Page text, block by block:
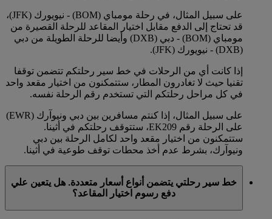
على سبيل المثال، في رحلة مومباي (BOM) - نيويورك (JFK)،
قد تحتاج إلى الدفع مقابل اختيار المقاعد للرحلة القصيرة من
مومباي (BOM) - دبي (DXB) وأيضا للرحلة الطويلة من دبي
(DXB) - نيويورك (JFK).
إذا كانت أي من الرحلات في خط سير رحلتكم تتضمن توقفا
تقنيا حيث لا تغادرون المطار، ستتمكنون من اختيار مقعد واحد
في كل مراحل رحلتكم التي تستخدم رقم الرحلة نفسه.
على سبيل المثال، إذا كنتم مسافرين بين دبي ونيوآرك (EWR)
على الرحلة رقم EK209، ستتوقف رحلتكم في أثينا.
ستتمكنون من اختيار مقعد واحد لكامل الرحلة بين دبي
ونيوآرك، بشرط عدم أخذ محطات توقف طوعية في أثينا.
خط سير رحلتي يتضمن أنواع أسعار متعددة. هل يتعين علي
دفع رسوم اختيار المقاعد؟